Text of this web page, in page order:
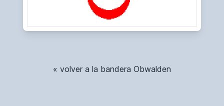
« volver a la bandera Obwalden